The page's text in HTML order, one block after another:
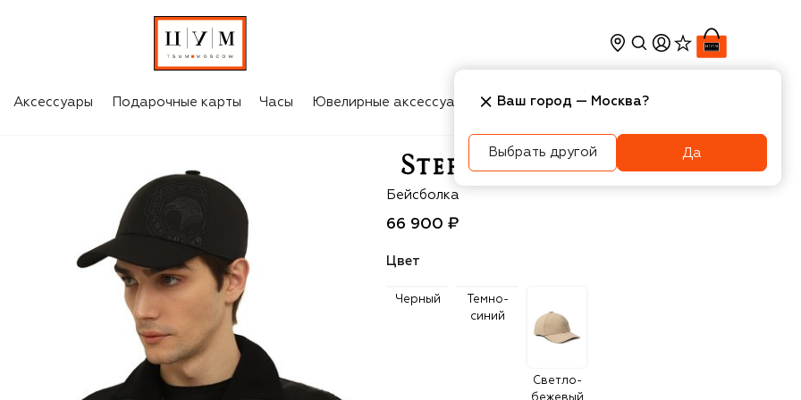
Аксессуары Подарочные карты Часы Ювелирные аксессуары Косметика Интерьер
Stefano Ricci
Бейсболка
66 900 ₽
Цвет
Черный
Темно-
синий
Светло-
Ваш город — Москва?
Выбрать другой Да